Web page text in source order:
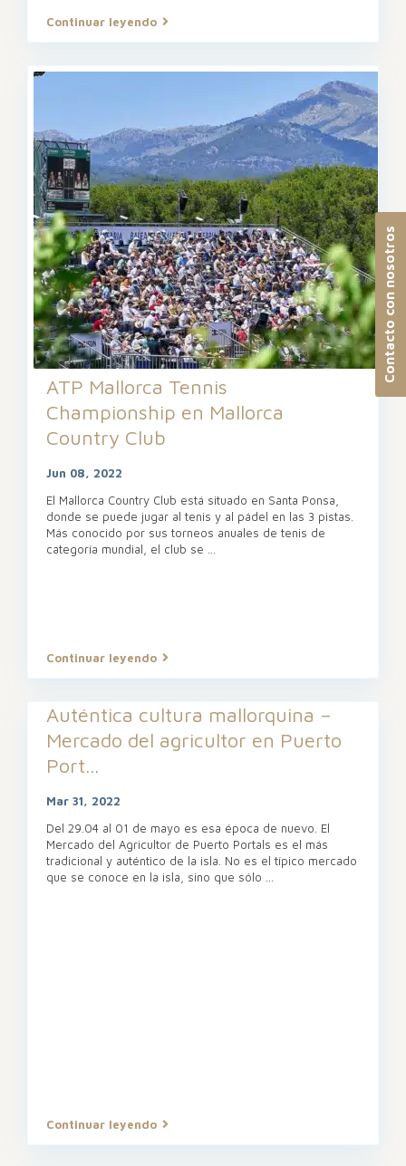
Continuar leyendo
ATP Mallorca Tennis
Championship en Mallorca
Country Club
Jun 08, 2022
El Mallorca Country Club está situado en Santa Ponsa,
donde se puede jugar al tenis y al pádel en las 3 pistas.
Más conocido por sus torneos anuales de tenis de
categoría mundial, el club se
Continuar leyendo
Auténtica cultura mallorquina –
Mercado del agricultor en Puerto
Port...
Mar 31, 2022
Del 29.04 al 01 de mayo es esa época de nuevo. El
Mercado del Agricultor de Puerto Portals es el más
tradicional y auténtico de la isla. No es el típico mercado
que se conoce en la isla, sino que sólo
Continuar leyendo
Contacto con nosotros